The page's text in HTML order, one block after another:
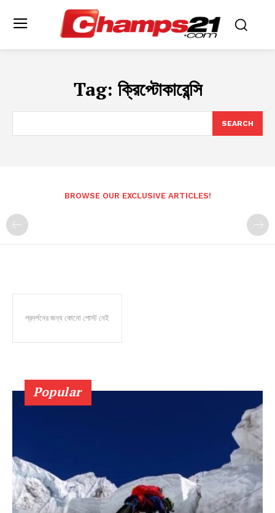
Tag: ক্রিপ্টোকারেন্সি
SEARCH
BROWSE OUR EXCLUSIVE ARTICLES!
প্রদর্শনের জন্য কোনো পোস্ট নেই
Popular